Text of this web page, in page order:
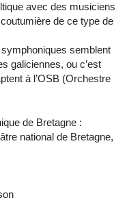
avec des musiciens
de ce type de
semblent
galiciennes, ou c’est
à l’OSB (Orchestre
de Bretagne :
national de Bretagne,